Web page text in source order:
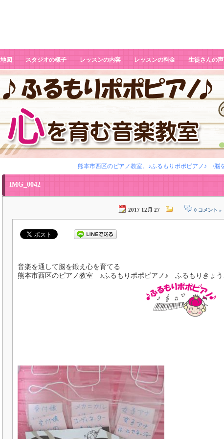
地図 スタジオの様子 レッスンの内容 レッスンの料金 生徒さんの声
熊本市西区のピアノ教室。♪ふるもりポポピアノ♪ /脳
IMG_0042
2017 12月 27 0 コメント »
音楽を通して脳を鍛え心を育てる
熊本市西区のピアノ教室 ♪ふるもりポポピアノ♪ ふるもりきょう